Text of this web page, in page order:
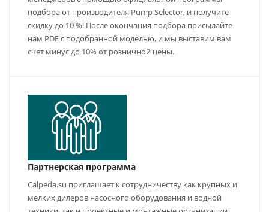
подбора от производителя Pump Selector, и получите
скидку до 10 %! После окончания подбора присылайте
нам PDF с подобранной моделью, и мы выставим вам
счет минус до 10% от розничной цены.
Партнерская программа
Calpeda.su приглашает к сотрудничеству как крупных и
мелких дилеров насосного оборудования и водной